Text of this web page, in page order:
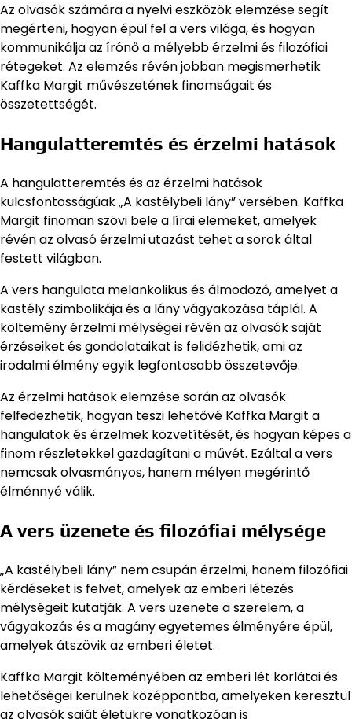
Az olvasók számára a nyelvi eszközök elemzése segít
megérteni, hogyan épül fel a vers világa, és hogyan
kommunikálja az írónő a mélyebb érzelmi és filozófiai
rétegeket. Az elemzés révén jobban megismerhetik
Kaffka Margit művészetének finomságait és
összetettségét.
Hangulatteremtés és érzelmi hatások
A hangulatteremtés és az érzelmi hatások
kulcsfontosságúak „A kastélybeli lány” versében. Kaffka
Margit finoman szövi bele a lírai elemeket, amelyek
révén az olvasó érzelmi utazást tehet a sorok által
festett világban.
A vers hangulata melankolikus és álmodozó, amelyet a
kastély szimbolikája és a lány vágyakozása táplál. A
költemény érzelmi mélységei révén az olvasók saját
érzéseiket és gondolataikat is felidézhetik, ami az
irodalmi élmény egyik legfontosabb összetevője.
Az érzelmi hatások elemzése során az olvasók
felfedezhetik, hogyan teszi lehetővé Kaffka Margit a
hangulatok és érzelmek közvetítését, és hogyan képes a
finom részletekkel gazdagítani a művét. Ezáltal a vers
nemcsak olvasmányos, hanem mélyen megérintő
élménnyé válik.
A vers üzenete és filozófiai mélysége
„A kastélybeli lány” nem csupán érzelmi, hanem filozófiai
kérdéseket is felvet, amelyek az emberi létezés
mélységeit kutatják. A vers üzenete a szerelem, a
vágyakozás és a magány egyetemes élményére épül,
amelyek átszövik az emberi életet.
Kaffka Margit költeményében az emberi lét korlátai és
lehetőségei kerülnek középpontba, amelyeken keresztül
az olvasók saját életükre vonatkozóan is